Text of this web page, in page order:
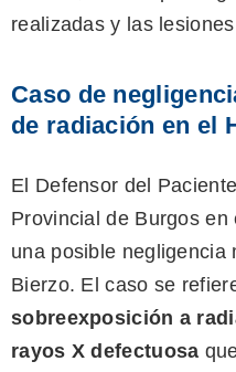
realizadas y las
Caso de
de radiación en el
El Defensor del
Provincial de Burgos
una posible negligencia
Bierzo. El caso se
sobreexposición a
rayos X defectuosa